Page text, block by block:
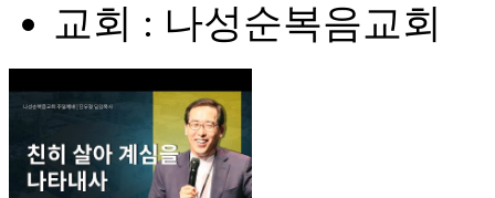
교회 : 나성순복음교회